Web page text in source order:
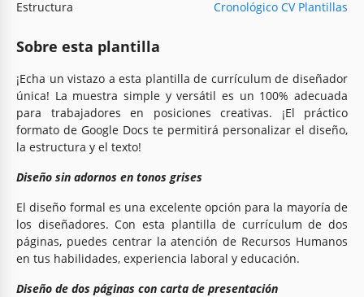
Estructura Cronológico CV Plantillas
Sobre esta plantilla
¡Echa un vistazo a esta plantilla de currículum de diseñador
única! La muestra simple y versátil es un 100% adecuada
para trabajadores en posiciones creativas. ¡El práctico
formato de Google Docs te permitirá personalizar el diseño,
la estructura y el texto!
Diseño sin adornos en tonos grises
El diseño formal es una excelente opción para la mayoría de
los diseñadores. Con esta plantilla de currículum de dos
páginas, puedes centrar la atención de Recursos Humanos
en tus habilidades, experiencia laboral y educación.
Diseño de dos páginas con carta de presentación